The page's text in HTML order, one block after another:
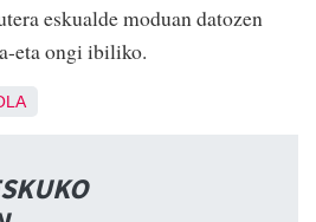
eskualde moduan datozen
eta ongi ibiliko.